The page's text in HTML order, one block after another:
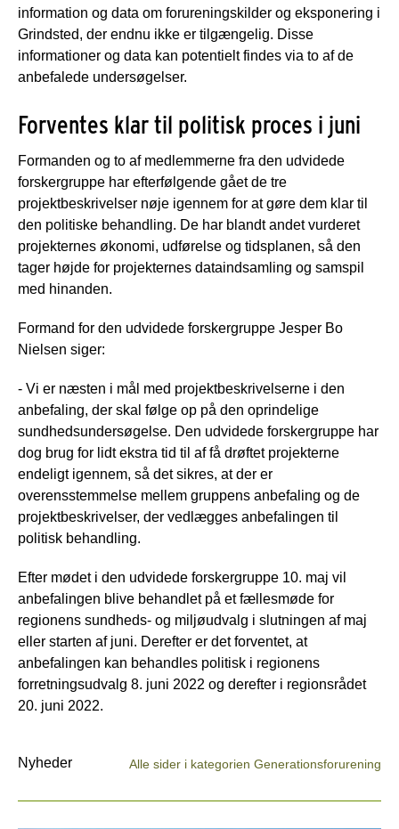
information og data om forureningskilder og eksponering i
Grindsted, der endnu ikke er tilgængelig. Disse
informationer og data kan potentielt findes via to af de
anbefalede undersøgelser.
Forventes klar til politisk proces i juni
Formanden og to af medlemmerne fra den udvidede
forskergruppe har efterfølgende gået de tre
projektbeskrivelser nøje igennem for at gøre dem klar til
den politiske behandling. De har blandt andet vurderet
projekternes økonomi, udførelse og tidsplanen, så den
tager højde for projekternes dataindsamling og samspil
med hinanden.
Formand for den udvidede forskergruppe Jesper Bo
Nielsen siger:
- Vi er næsten i mål med projektbeskrivelserne i den
anbefaling, der skal følge op på den oprindelige
sundhedsundersøgelse. Den udvidede forskergruppe har
dog brug for lidt ekstra tid til af få drøftet projekterne
endeligt igennem, så det sikres, at der er
overensstemmelse mellem gruppens anbefaling og de
projektbeskrivelser, der vedlægges anbefalingen til
politisk behandling.
Efter mødet i den udvidede forskergruppe 10. maj vil
anbefalingen blive behandlet på et fællesmøde for
regionens sundheds- og miljøudvalg i slutningen af maj
eller starten af juni. Derefter er det forventet, at
anbefalingen kan behandles politisk i regionens
forretningsudvalg 8. juni 2022 og derefter i regionsrådet
20. juni 2022.
Nyheder Alle sider i kategorien Generationsforurening